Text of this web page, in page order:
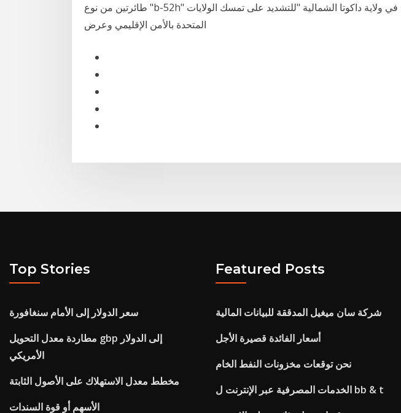
طائرتين من نوع "b-52h" انطلقتا من قاعدة ماينوت في ولاية داكوتا الشمالية "للتشديد على تمسك الولايات
المتحدة بالأمن الإقليمي وعرض
Top Stories
سعر الدولار إلى الأمام سنغافورة
مطاردة معدل التحويل gbp إلى الدولار
الأمريكي
مخطط معدل الاستهلاك على الأصول الثابتة
الأسهم أو قوة السندات
Featured Posts
شركة سان ميغيل المدققة للبيانات المالية
أسعار الفائدة قصيرة الأجل
نحن توقعات مخزونات النفط الخام
الخدمات المصرفية عبر الإنترنت ل bb & t